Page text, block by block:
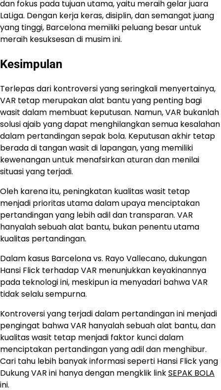
dan fokus pada tujuan utama, yaitu meraih gelar juara
LaLiga. Dengan kerja keras, disiplin, dan semangat juang
yang tinggi, Barcelona memiliki peluang besar untuk
meraih kesuksesan di musim ini.
Kesimpulan
Terlepas dari kontroversi yang seringkali menyertainya,
VAR tetap merupakan alat bantu yang penting bagi
wasit dalam membuat keputusan. Namun, VAR bukanlah
solusi ajaib yang dapat menghilangkan semua kesalahan
dalam pertandingan sepak bola. Keputusan akhir tetap
berada di tangan wasit di lapangan, yang memiliki
kewenangan untuk menafsirkan aturan dan menilai
situasi yang terjadi.
Oleh karena itu, peningkatan kualitas wasit tetap
menjadi prioritas utama dalam upaya menciptakan
pertandingan yang lebih adil dan transparan. VAR
hanyalah sebuah alat bantu, bukan penentu utama
kualitas pertandingan.
Dalam kasus Barcelona vs. Rayo Vallecano, dukungan
Hansi Flick terhadap VAR menunjukkan keyakinannya
pada teknologi ini, meskipun ia menyadari bahwa VAR
tidak selalu sempurna.
Kontroversi yang terjadi dalam pertandingan ini menjadi
pengingat bahwa VAR hanyalah sebuah alat bantu, dan
kualitas wasit tetap menjadi faktor kunci dalam
menciptakan pertandingan yang adil dan menghibur.
Cari tahu lebih banyak informasi seperti Hansi Flick yang
Dukung VAR ini hanya dengan mengklik linkSEPAK BOLA
ini.